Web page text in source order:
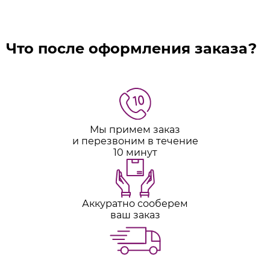
Что после оформления заказа?
Мы примем заказ
и перезвоним в течение
10 минут
Аккуратно сооберем
ваш заказ